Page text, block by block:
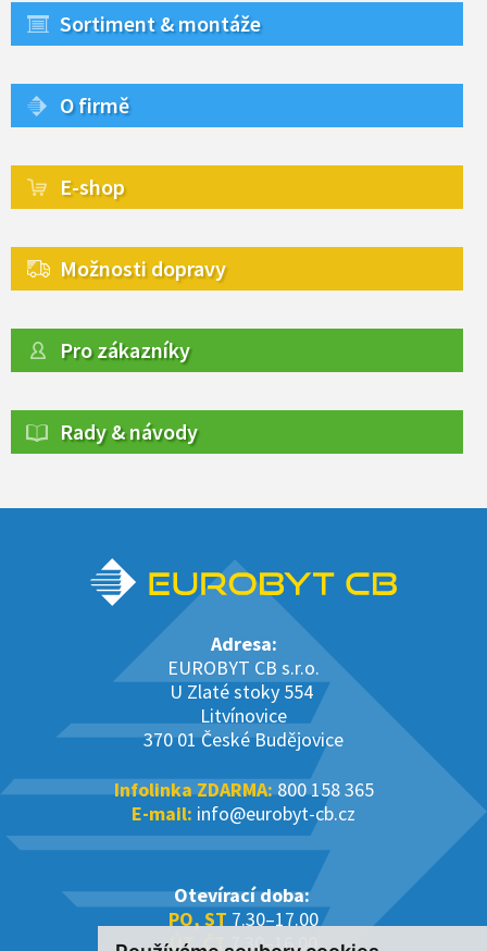
Sortiment & montáže
O firmě
E-shop
Možnosti dopravy
Pro zákazníky
Rady & návody
Adresa:
EUROBYT CB s.r.o.
U Zlaté stoky 554
Litvínovice
370 01 České Budějovice
Infolinka ZDARMA:800 158 365
E-mail: info@eurobyt-cb.cz
Otevírací doba:
PO, ST 7.30–17.00
ÚT, ČT7.30–16.00